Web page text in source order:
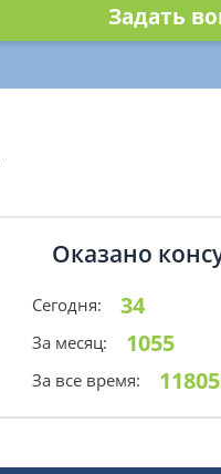
Задать
Оказано
Сегодня: 34
За месяц: 1055
За все время: